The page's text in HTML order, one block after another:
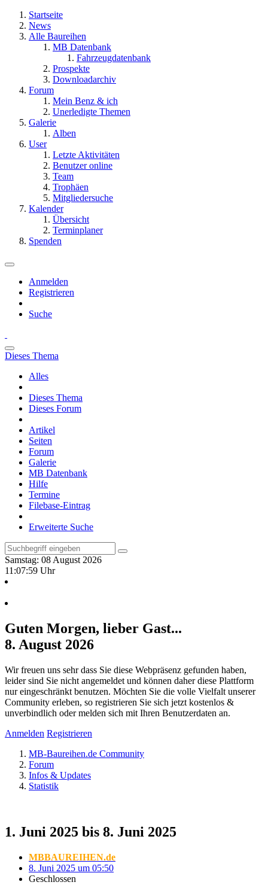
Startseite
News
Alle Baureihen
MB Datenbank
Fahrzeugdatenbank
Prospekte
Downloadarchiv
Forum
Mein Benz & ich
Unerledigte Themen
Galerie
Alben
User
Letzte Aktivitäten
Benutzer online
Team
Trophäen
Mitgliedersuche
Kalender
Übersicht
Terminplaner
Spenden
Anmelden
Registrieren
Suche
Dieses Thema
Alles
Dieses Thema
Dieses Forum
Artikel
Seiten
Forum
Galerie
MB Datenbank
Hilfe
Termine
Filebase-Eintrag
Erweiterte Suche
Samstag: 08 August 2026
11:08:00 Uhr
Guten Morgen, lieber Gast...
8. August 2026
Wir freuen uns sehr dass Sie diese Webpräsenz gefunden haben,
leider sind Sie nicht angemeldet und können daher diese Plattform
nur eingeschränkt benutzen. Möchten Sie die volle Vielfalt unserer
Community erleben, so registrieren Sie sich jetzt kostenlos &
unverbindlich oder melden sich mit Ihren Benutzerdaten an.
Anmelden Registrieren
MB-Baureihen.de Community
Forum
Infos & Updates
Statistik
1. Juni 2025 bis 8. Juni 2025
MBBAUREIHEN.de
8. Juni 2025 um 05:50
Geschlossen